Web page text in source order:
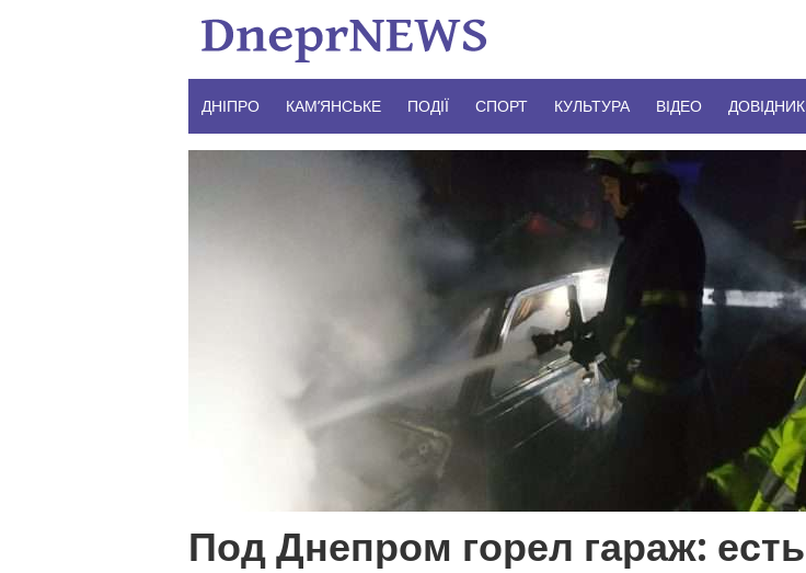
ДНІПРО КАМ’ЯНСЬКЕ ПОДІЇ СПОРТ КУЛЬТУРА ВІДЕО ДОВІДНИК
Под Днепром горел гараж: есть